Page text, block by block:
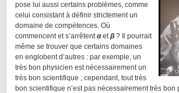
pose lui aussi certains problèmes, comme
celui consistant à définir strictement un
domaine de compétences. Où
commencent et s’arrêtentαetβ ? Il pourrait
même se trouver que certains domaines
en englobent d’autres : par exemple, un
très bon physicien est nécessairement un
très bon scientifique ; cependant, tout très
bon scientifique n’est pas nécessairement très bon